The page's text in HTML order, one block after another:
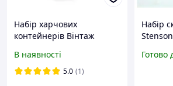
Набір харчових
контейнерів Вінтаж
пластикові для продуктів
3 шт
В наявності
5.0 (1)
Набір
Готово